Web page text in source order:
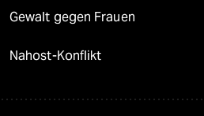
Gewalt gegen Frauen
Nahost-Konflikt